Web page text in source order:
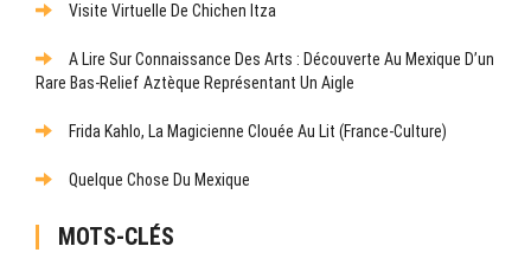
Visite Virtuelle De Chichen Itza
A Lire Sur Connaissance Des Arts : Découverte Au Mexique D’un
Rare Bas-Relief Aztèque Représentant Un Aigle
Frida Kahlo, La Magicienne Clouée Au Lit (France-Culture)
Quelque Chose Du Mexique
MOTS-CLÉS